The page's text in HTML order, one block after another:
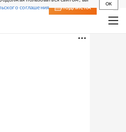
соглашения
OK
ПОДПИСКА